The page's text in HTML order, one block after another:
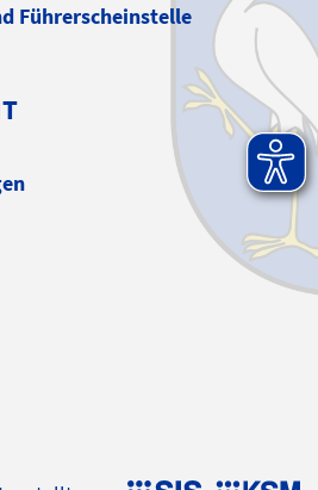
Führerscheinstelle